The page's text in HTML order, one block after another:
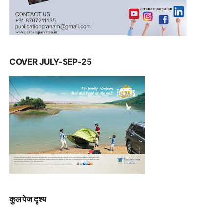
COVER JULY-SEP-25
कुल पेज दृश्य